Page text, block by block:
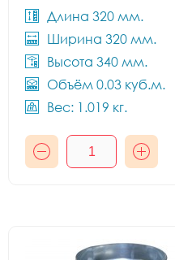
Длина 320 мм.
Ширина 320 мм.
Высота 340 мм.
Объём 0.03 куб.м.
Вес: 1.019 кг.